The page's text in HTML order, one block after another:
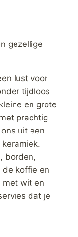
gezellige
lust voor
tijdloos
en grote
prachtig
uit een
borden,
de koffie en
met wit en
dat je